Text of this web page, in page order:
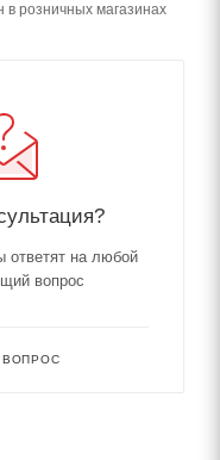
в розничных магазинах
ответят на любой
вопрос
ВОПРОС